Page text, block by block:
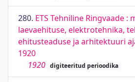
280. ETS Tehniline Ringvaade :
laevaehituse, elektrotehnika,
ehitusteaduse ja arhitektuuri
1920
1920 digiteeritud perioodika